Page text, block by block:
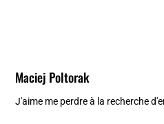
Maciej Poltorak
J'aime me perdre à la recherche